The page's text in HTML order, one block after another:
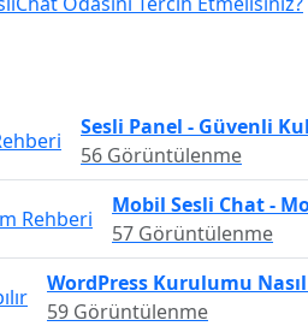
Sesli Panel - Güvenli
56 Görüntülenme
Mobil Sesli Chat -
57 Görüntülenme
WordPress Kurulumu Nasıl
59 Görüntülenme